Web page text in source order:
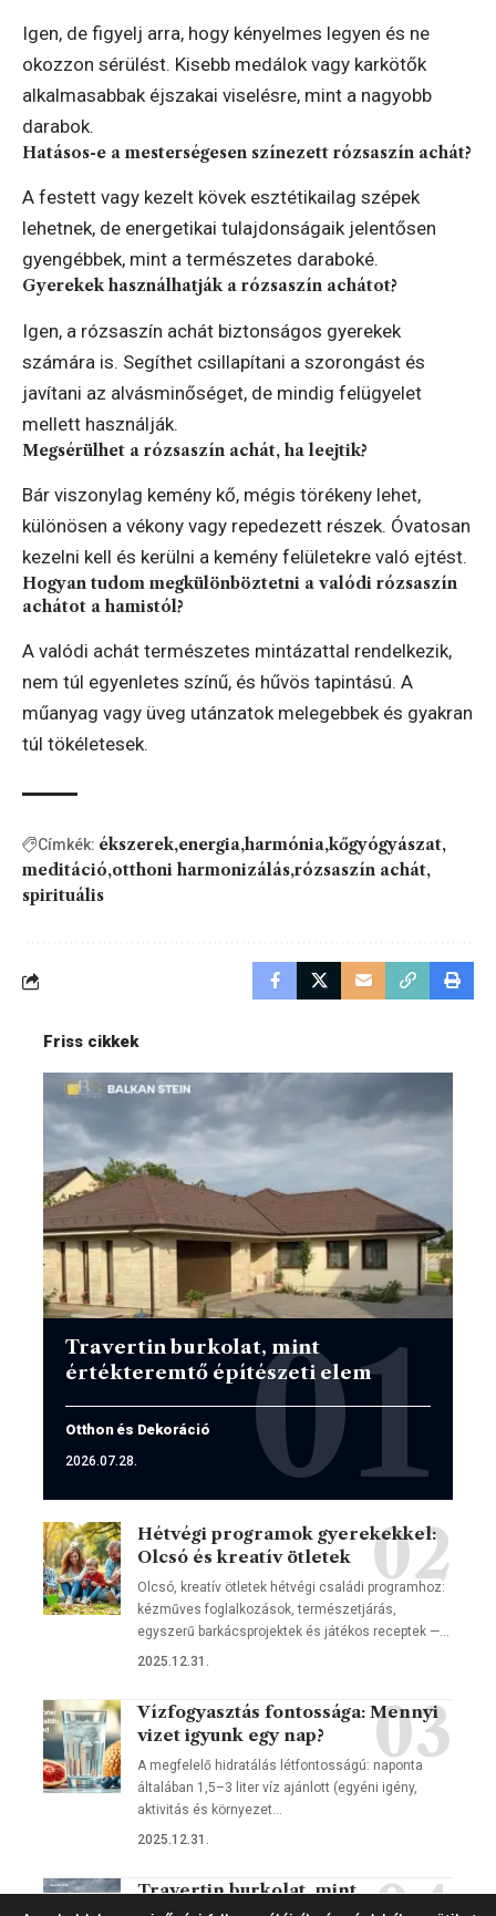
Igen, de figyelj arra, hogy kényelmes legyen és ne
okozzon sérülést. Kisebb medálok vagy karkötők
alkalmasabbak éjszakai viselésre, mint a nagyobb
darabok.
Hatásos-e a mesterségesen színezett rózsaszín achát?
A festett vagy kezelt kövek esztétikailag szépek
lehetnek, de energetikai tulajdonságaik jelentősen
gyengébbek, mint a természetes daraboké.
Gyerekek használhatják a rózsaszín achátot?
Igen, a rózsaszín achát biztonságos gyerekek
számára is. Segíthet csillapítani a szorongást és
javítani az alvásminőséget, de mindig felügyelet
mellett használják.
Megsérülhet a rózsaszín achát, ha leejtik?
Bár viszonylag kemény kő, mégis törékeny lehet,
különösen a vékony vagy repedezett részek. Óvatosan
kezelni kell és kerülni a kemény felületekre való ejtést.
Hogyan tudom megkülönböztetni a valódi rózsaszín
achátot a hamistól?
A valódi achát természetes mintázattal rendelkezik,
nem túl egyenletes színű, és hűvös tapintású. A
műanyag vagy üveg utánzatok melegebbek és gyakran
túl tökéletesek.
Címkék: ékszerek energia harmónia kőgyógyászat
meditáció otthoni harmonizálás rózsaszín achát
spirituális
Friss cikkek
Travertin burkolat, mint
értékteremtő építészeti elem
Otthon és Dekoráció
2026.07.28.
Hétvégi programok gyerekekkel:
Olcsó és kreatív ötletek
Olcsó, kreatív ötletek hétvégi családi programhoz:
kézműves foglalkozások, természetjárás,
egyszerű barkácsprojektek és játékos receptek —…
2025.12.31.
Vízfogyasztás fontossága: Mennyi
vizet igyunk egy nap?
A megfelelő hidratálás létfontosságú: naponta
általában 1,5–3 liter víz ajánlott (egyéni igény,
aktivitás és környezet…
2025.12.31.
Travertin burkolat, mint